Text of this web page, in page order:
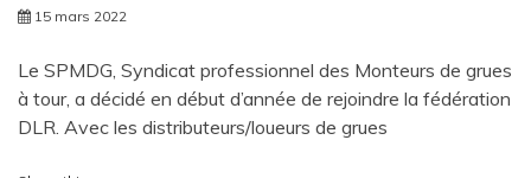
15 mars 2022
Le SPMDG, Syndicat professionnel des Monteurs de grues
à tour, a décidé en début d’année de rejoindre la fédération
DLR. Avec les distributeurs/loueurs de grues